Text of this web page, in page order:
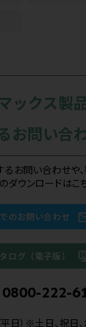
ックス製
お問い合
お問い合わせや
ダウンロードはこ
のお問い合わせ
ログ（電子版）
0800-222-
）※土日、祝日